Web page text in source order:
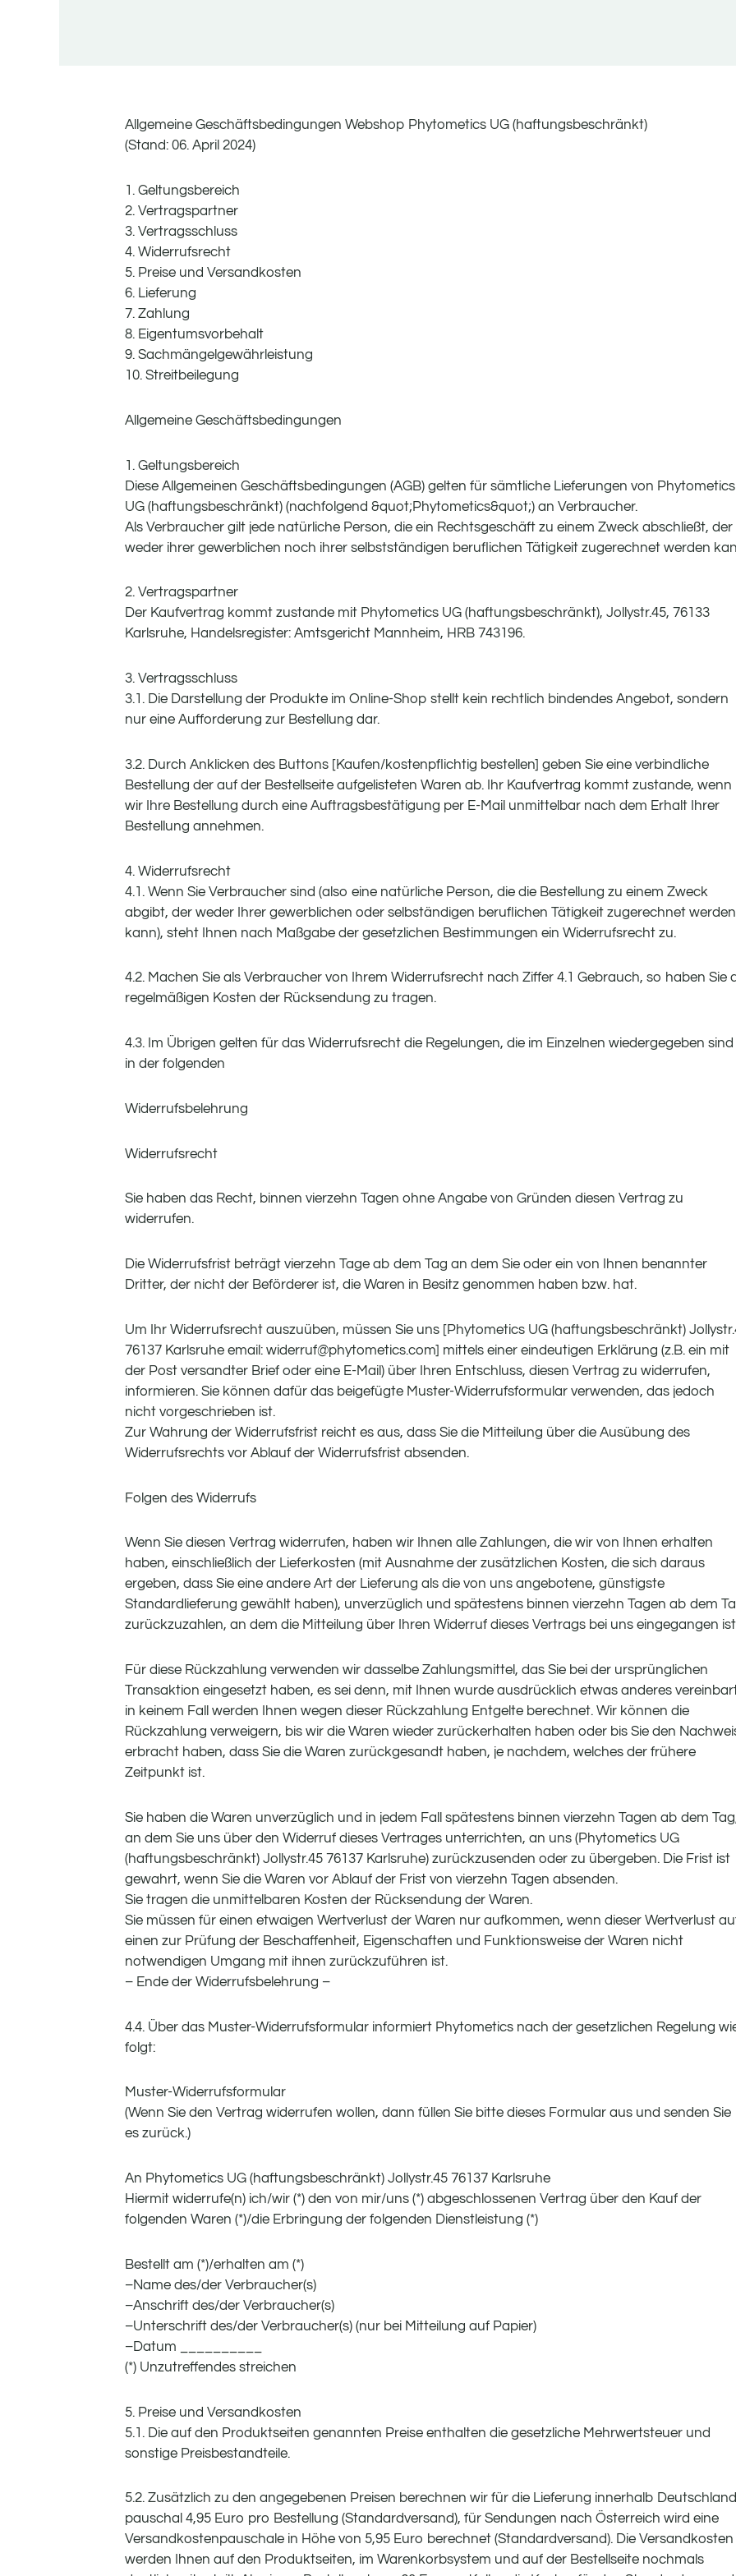
Allgemeine Geschäftsbedingungen Webshop Phytometics UG (haftungsbeschränkt)
(Stand: 06. April 2024)
1. Geltungsbereich
2. Vertragspartner
3. Vertragsschluss
4. Widerrufsrecht
5. Preise und Versandkosten
6. Lieferung
7. Zahlung
8. Eigentumsvorbehalt
9. Sachmängelgewährleistung
10. Streitbeilegung
Allgemeine Geschäftsbedingungen
1. Geltungsbereich
Diese Allgemeinen Geschäftsbedingungen (AGB) gelten für sämtliche Lieferungen von Phytometics
UG (haftungsbeschränkt) (nachfolgend &quot;Phytometics&quot;) an Verbraucher.
Als Verbraucher gilt jede natürliche Person, die ein Rechtsgeschäft zu einem Zweck abschließt, der
weder ihrer gewerblichen noch ihrer selbstständigen beruflichen Tätigkeit zugerechnet werden
2. Vertragspartner
Der Kaufvertrag kommt zustande mit Phytometics UG (haftungsbeschränkt), Jollystr.45, 76133
Karlsruhe, Handelsregister: Amtsgericht Mannheim, HRB 743196.
3. Vertragsschluss
3.1. Die Darstellung der Produkte im Online-Shop stellt kein rechtlich bindendes Angebot, sondern
nur eine Aufforderung zur Bestellung dar.
3.2. Durch Anklicken des Buttons [Kaufen/kostenpflichtig bestellen] geben Sie eine verbindliche
Bestellung der auf der Bestellseite aufgelisteten Waren ab. Ihr Kaufvertrag kommt zustande, wenn
wir Ihre Bestellung durch eine Auftragsbestätigung per E-Mail unmittelbar nach dem Erhalt Ihrer
Bestellung annehmen.
4. Widerrufsrecht
4.1. Wenn Sie Verbraucher sind (also eine natürliche Person, die die Bestellung zu einem Zweck
abgibt, der weder Ihrer gewerblichen oder selbständigen beruflichen Tätigkeit zugerechnet werden
kann), steht Ihnen nach Maßgabe der gesetzlichen Bestimmungen ein Widerrufsrecht zu.
4.2. Machen Sie als Verbraucher von Ihrem Widerrufsrecht nach Ziffer 4.1 Gebrauch, so haben Sie
regelmäßigen Kosten der Rücksendung zu tragen.
4.3. Im Übrigen gelten für das Widerrufsrecht die Regelungen, die im Einzelnen wiedergegeben sind
in der folgenden
Widerrufsbelehrung
Widerrufsrecht
Sie haben das Recht, binnen vierzehn Tagen ohne Angabe von Gründen diesen Vertrag zu
widerrufen.
Die Widerrufsfrist beträgt vierzehn Tage ab dem Tag an dem Sie oder ein von Ihnen benannter
Dritter, der nicht der Beförderer ist, die Waren in Besitz genommen haben bzw. hat.
Um Ihr Widerrufsrecht auszuüben, müssen Sie uns [Phytometics UG (haftungsbeschränkt)
76137 Karlsruhe email: widerruf@phytometics.com] mittels einer eindeutigen Erklärung (z.B. ein mit
der Post versandter Brief oder eine E-Mail) über Ihren Entschluss, diesen Vertrag zu widerrufen,
informieren. Sie können dafür das beigefügte Muster-Widerrufsformular verwenden, das jedoch
nicht vorgeschrieben ist.
Zur Wahrung der Widerrufsfrist reicht es aus, dass Sie die Mitteilung über die Ausübung des
Widerrufsrechts vor Ablauf der Widerrufsfrist absenden.
Folgen des Widerrufs
Wenn Sie diesen Vertrag widerrufen, haben wir Ihnen alle Zahlungen, die wir von Ihnen erhalten
haben, einschließlich der Lieferkosten (mit Ausnahme der zusätzlichen Kosten, die sich daraus
ergeben, dass Sie eine andere Art der Lieferung als die von uns angebotene, günstigste
Standardlieferung gewählt haben), unverzüglich und spätestens binnen vierzehn Tagen ab dem
zurückzuzahlen, an dem die Mitteilung über Ihren Widerruf dieses Vertrags bei uns eingegangen
Für diese Rückzahlung verwenden wir dasselbe Zahlungsmittel, das Sie bei der ursprünglichen
Transaktion eingesetzt haben, es sei denn, mit Ihnen wurde ausdrücklich etwas anderes
in keinem Fall werden Ihnen wegen dieser Rückzahlung Entgelte berechnet. Wir können die
Rückzahlung verweigern, bis wir die Waren wieder zurückerhalten haben oder bis Sie den
erbracht haben, dass Sie die Waren zurückgesandt haben, je nachdem, welches der frühere
Zeitpunkt ist.
Sie haben die Waren unverzüglich und in jedem Fall spätestens binnen vierzehn Tagen ab dem
an dem Sie uns über den Widerruf dieses Vertrages unterrichten, an uns (Phytometics UG
(haftungsbeschränkt) Jollystr.45 76137 Karlsruhe) zurückzusenden oder zu übergeben. Die Frist ist
gewahrt, wenn Sie die Waren vor Ablauf der Frist von vierzehn Tagen absenden.
Sie tragen die unmittelbaren Kosten der Rücksendung der Waren.
Sie müssen für einen etwaigen Wertverlust der Waren nur aufkommen, wenn dieser Wertverlust
einen zur Prüfung der Beschaffenheit, Eigenschaften und Funktionsweise der Waren nicht
notwendigen Umgang mit ihnen zurückzuführen ist.
– Ende der Widerrufsbelehrung –
4.4. Über das Muster-Widerrufsformular informiert Phytometics nach der gesetzlichen Regelung
folgt:
Muster-Widerrufsformular
(Wenn Sie den Vertrag widerrufen wollen, dann füllen Sie bitte dieses Formular aus und senden Sie
es zurück.)
An Phytometics UG (haftungsbeschränkt) Jollystr.45 76137 Karlsruhe
Hiermit widerrufe(n) ich/wir (*) den von mir/uns (*) abgeschlossenen Vertrag über den Kauf der
folgenden Waren (*)/die Erbringung der folgenden Dienstleistung (*)
Bestellt am (*)/erhalten am (*)
–Name des/der Verbraucher(s)
–Anschrift des/der Verbraucher(s)
–Unterschrift des/der Verbraucher(s) (nur bei Mitteilung auf Papier)
–Datum __________
(*) Unzutreffendes streichen
5. Preise und Versandkosten
5.1. Die auf den Produktseiten genannten Preise enthalten die gesetzliche Mehrwertsteuer und
sonstige Preisbestandteile.
5.2. Zusätzlich zu den angegebenen Preisen berechnen wir für die Lieferung innerhalb
pauschal 4,95 Euro pro Bestellung (Standardversand), für Sendungen nach Österreich wird eine
Versandkostenpauschale in Höhe von 5,95 Euro berechnet (Standardversand). Die Versandkosten
werden Ihnen auf den Produktseiten, im Warenkorbsystem und auf der Bestellseite nochmals